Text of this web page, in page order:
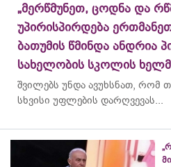
„მერწმუნეთ, ცოდნა და
უპირისპირდება
ბათუმის წმინდა
სახელობის სკოლის
შვილებს უნდა ავუხსნათ, რომ
სხვისი უფლების დარღვევას...